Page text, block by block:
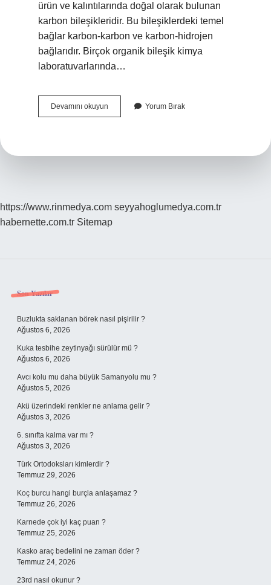
ürün ve kalıntılarında doğal olarak bulunan
karbon bileşikleridir. Bu bileşiklerdeki temel
bağlar karbon-karbon ve karbon-hidrojen
bağlarıdır. Birçok organik bileşik kimya
laboratuvarlarında…
Devamını okuyun
Kimyasal
Yorum Bırak
https://www.rinmedya.com seyyahoglumedya.com.tr
habernette.com.tr Sitemap
Sidebar
Son Yazılar
Buzlukta saklanan börek nasıl pişirilir ?
Ağustos 6, 2026
Kuka tesbihe zeytinyağı sürülür mü ?
Ağustos 6, 2026
Avcı kolu mu daha büyük Samanyolu mu ?
Ağustos 5, 2026
Akü üzerindeki renkler ne anlama gelir ?
Ağustos 3, 2026
6. sınıfta kalma var mı ?
Ağustos 3, 2026
Türk Ortodoksları kimlerdir ?
Temmuz 29, 2026
Koç burcu hangi burçla anlaşamaz ?
Temmuz 26, 2026
Karnede çok iyi kaç puan ?
Temmuz 25, 2026
Kasko araç bedelini ne zaman öder ?
Temmuz 24, 2026
23rd nasıl okunur ?